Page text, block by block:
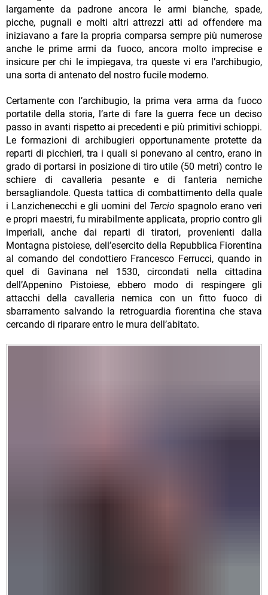
largamente da padrone ancora le armi bianche, spade,
picche, pugnali e molti altri attrezzi atti ad offendere ma
iniziavano a fare la propria comparsa sempre più numerose
anche le prime armi da fuoco, ancora molto imprecise e
insicure per chi le impiegava, tra queste vi era l’archibugio,
una sorta di antenato del nostro fucile moderno.
Certamente con l’archibugio, la prima vera arma da fuoco
portatile della storia, l’arte di fare la guerra fece un deciso
passo in avanti rispetto ai precedenti e più primitivi schioppi.
Le formazioni di archibugieri opportunamente protette da
reparti di picchieri, tra i quali si ponevano al centro, erano in
grado di portarsi in posizione di tiro utile (50 metri) contro le
schiere di cavalleria pesante e di fanteria nemiche
bersagliandole. Questa tattica di combattimento della quale
i Lanzichenecchi e gli uomini del Terciospagnolo erano veri
e propri maestri, fu mirabilmente applicata, proprio contro gli
imperiali, anche dai reparti di tiratori, provenienti dalla
Montagna pistoiese, dell’esercito della Repubblica Fiorentina
al comando del condottiero Francesco Ferrucci, quando in
quel di Gavinana nel 1530, circondati nella cittadina
dell’Appenino Pistoiese, ebbero modo di respingere gli
attacchi della cavalleria nemica con un fitto fuoco di
sbarramento salvando la retroguardia fiorentina che stava
cercando di riparare entro le mura dell’abitato.